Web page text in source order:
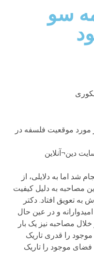
سو
مورد موقعیت فلسفه در
دین¬آنلاین
در اواخر زمستان 93 انجام شد اما به دلایلی، از
مصاحبه به دلیل کیفیت
تعویق افتاد. دکتر
و در عین حال
مصاحبه نیز یک بار
را قدری تاریک
موجود را تاریک